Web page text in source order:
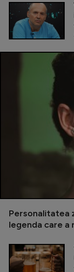
Personalitatea
legenda care